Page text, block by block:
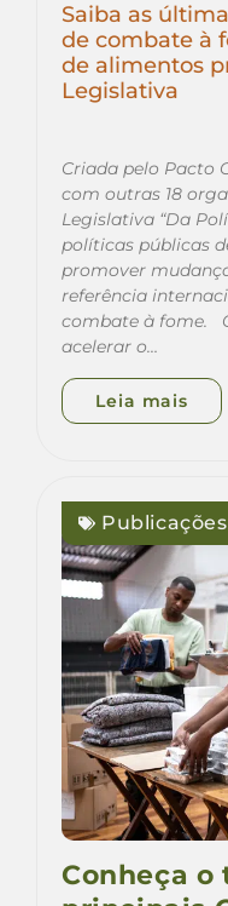
Saiba as
de combate à
de alimentos
Legislativa
Criada pelo Pacto
com outras 18
Legislativa “Da
políticas públicas
promover
referência
combate à fome.
acelerar o…
Leia mais
Publicações
Conheça o